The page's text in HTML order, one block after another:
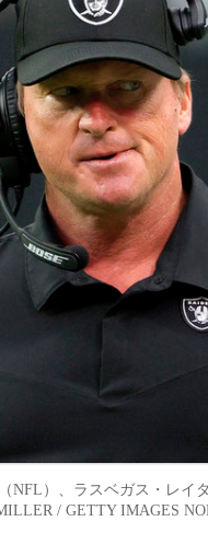
NFL）、ラスベガス・レイ
/ GETTY IMAGES